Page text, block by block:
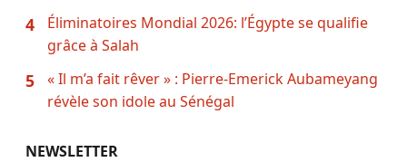
4
Éliminatoires Mondial 2026: l’Égypte se qualifie
grâce à Salah
5
« Il m’a fait rêver » : Pierre-Emerick Aubameyang
révèle son idole au Sénégal
NEWSLETTER